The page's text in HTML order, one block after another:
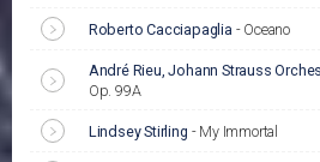
Roberto Cacciapaglia - Oceano
André Rieu, Johann Strauss
Op. 99A
Lindsey Stirling - My Immortal